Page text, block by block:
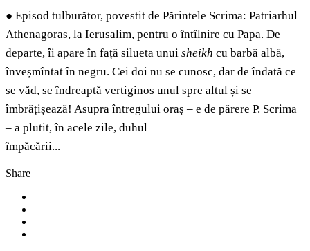
● Episod tulburător, povestit de Părintele Scrima: Patriarhul
Athenagoras, la Ierusalim, pentru o întîlnire cu Papa. De
departe, îi apare în față silueta unui sheikh cu barbă albă,
înveșmîntat în negru. Cei doi nu se cunosc, dar de îndată ce
se văd, se îndreaptă vertiginos unul spre altul și se
îmbrățișează! Asupra întregului oraș – e de părere P. Scrima
– a plutit, în acele zile, duhul
Share